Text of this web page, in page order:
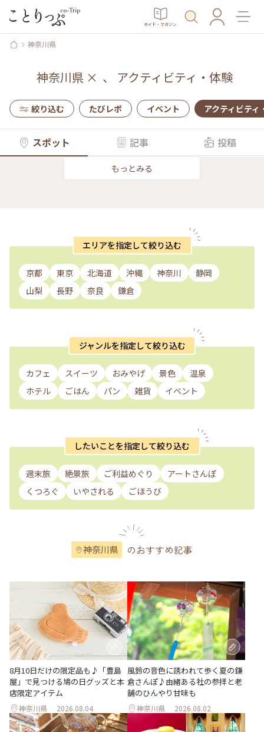
ガイド・マガジン
神奈川県
神奈川県× 、 アクティビティ・体験
絞り込む たびレポ イベント アクティビティ
スポット 記事 投稿
もっとみる
エリアを指定して絞り込む
京都 東京 北海道 沖縄 神奈川
静岡
山梨
長野 奈良 鎌倉
ジャンルを指定して絞り込む
カフェ スイーツ おみやげ 景色
温泉
ホテル
ごはん パン 雑貨 イベント
したいことを指定して絞り込む
週末旅 絶景旅 ご利益めぐり
アートさんぽ
くつろぐ
いやされる ごほうび
神奈川県 のおすすめ記事
8月10日だけの限定品も♪「豊島
屋」で見つける鳩の日グッズと本
店限定アイテム
神奈川県 2026.08.04
風鈴の音色に誘われて歩く夏の鎌
倉さんぽ♪由緒ある社の参拝と老
舗のひんやり甘味も
神奈川県 2026.08.02